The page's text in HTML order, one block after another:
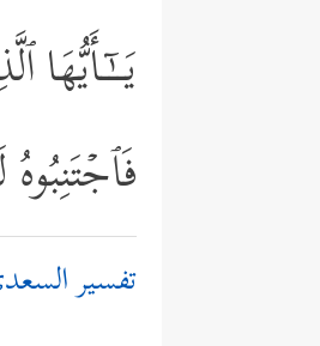
تفسير